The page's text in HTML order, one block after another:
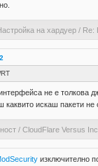
на хардуер/ Re:
не е толкова
искаш пакети не
/ CloudFlare Versus
изключително